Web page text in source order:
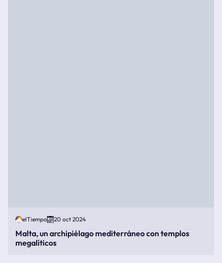
elTiempo 20 oct 2024
Malta, un archipiélago mediterráneo con templos
megalíticos